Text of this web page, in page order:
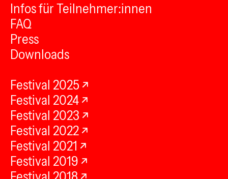
Infos für Teilnehmer:innen
FAQ
Press
Downloads
Festival 2025
Festival 2024
Festival 2023
Festival 2022
Festival 2021
Festival 2019